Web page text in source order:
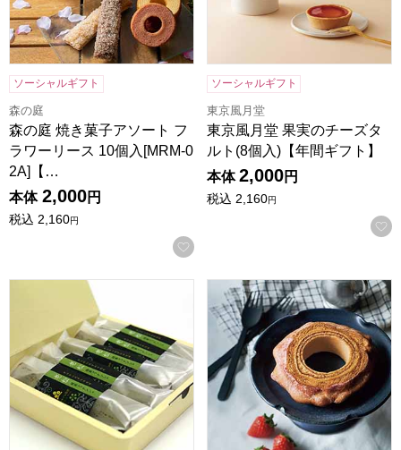
ソーシャルギフト
森の庭
森の庭 焼き菓子アソート フ
ラワーリース 10個入[MRM-0
2A]【…
本体 2,000円
税込 2,160円
お気に入りに登録する
ソーシャルギフト
東京風月堂
東京風月堂 果実のチーズタ
ルト(8個入)【年間ギフト】
本体 2,000円
税込 2,160円
京都宇治 茶游堂 抹茶フィナンシェ 老松 5本入【年間ギフト
ホシフルーツ ハードバウム